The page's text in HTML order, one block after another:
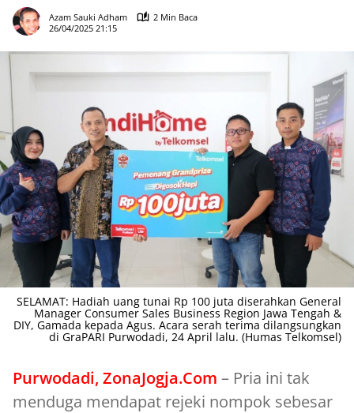
Azam Sauki Adham
2 Min Baca
26/04/2025 21:15
SELAMAT: Hadiah uang tunai Rp 100 juta diserahkan General
Manager Consumer Sales Business Region Jawa Tengah &
DIY, Gamada kepada Agus. Acara serah terima dilangsungkan
di GraPARI Purwodadi, 24 April lalu. (Humas Telkomsel)
Purwodadi, ZonaJogja.Com – Pria ini tak
menduga mendapat rejeki nompok sebesar